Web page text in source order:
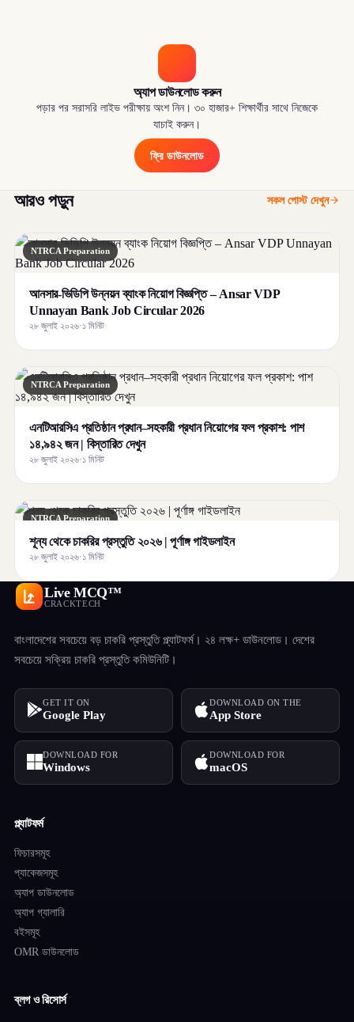
অ্যাপ ডাউনলোড করুন
পড়ার পর সরাসরি লাইভ পরীক্ষায় অংশ নিন। ৩০ হাজার+ শিক্ষার্থীর সাথে নিজেকে
যাচাই করুন।
ফ্রি ডাউনলোড
আরও পড়ুন সকল পোস্ট দেখুন
NTRCA Preparation
আনসার-ভিডিপি উন্নয়ন ব্যাংক নিয়োগ বিজ্ঞপ্তি – Ansar VDP
Unnayan Bank Job Circular 2026
২৮ জুলাই ২০২৬·১ মিনিট
NTRCA Preparation
এনটিআরসিএ প্রতিষ্ঠান প্রধান–সহকারী প্রধান নিয়োগের ফল প্রকাশ: পাশ
১৪,৯৪২ জন | বিস্তারিত দেখুন
২৮ জুলাই ২০২৬·১ মিনিট
NTRCA Preparation
শূন্য থেকে চাকরির প্রস্তুতি ২০২৬ | পূর্ণাঙ্গ গাইডলাইন
২৮ জুলাই ২০২৬·১ মিনিট
Live MCQ™
CRACKTECH
বাংলাদেশের সবচেয়ে বড় চাকরি প্রস্তুতি প্ল্যাটফর্ম। ২৪ লক্ষ+ ডাউনলোড। দেশের
সবচেয়ে সক্রিয় চাকরি প্রস্তুতি কমিউনিটি।
GET IT ON
Google Play
DOWNLOAD ON THE
App Store
DOWNLOAD FOR
Windows
DOWNLOAD FOR
macOS
প্ল্যাটফর্ম
ফিচারসমূহ
প্যাকেজসমূহ
অ্যাপ ডাউনলোড
অ্যাপ গ্যালারি
বইসমূহ
OMR ডাউনলোড
ব্লগ ও রিসোর্স